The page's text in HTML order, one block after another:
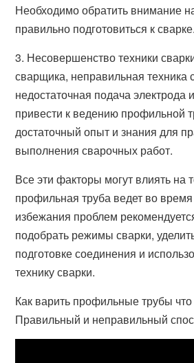
Необходимо обратить внимание
правильно подготовиться к сварке.
3. Несовершенство техники
сварщика, неправильная техника
недостаточная подача электрода
привести к ведению профильной
достаточный опыт и знания для
выполнения сварочных работ.
Все эти факторы могут влиять на
профильная труба ведет во
избежания проблем
подобрать режимы сварки,
подготовке соединения и
технику сварки.
Как варить профильные трубы
Правильный и неправильный